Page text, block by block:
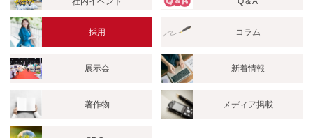
採用 コラム
展示会 新着情報
著作物 メディア掲載